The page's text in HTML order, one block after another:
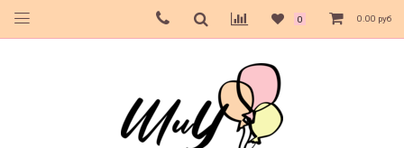
0 0.00 руб